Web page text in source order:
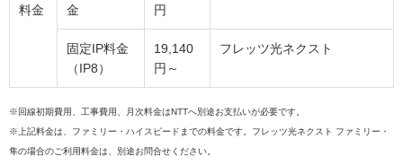
料金
金
円
固定IP料金
（IP8）
19,140
円～
フレッツ光ネクスト
※回線初期費用、工事費用、月次料金はNTTへ別途お支払いが必要です。
※上記料金は、ファミリー・ハイスピードまでの料金です。フレッツ光ネクスト ファミリー・
隼の場合のご利用料金は、別途お問合せください。